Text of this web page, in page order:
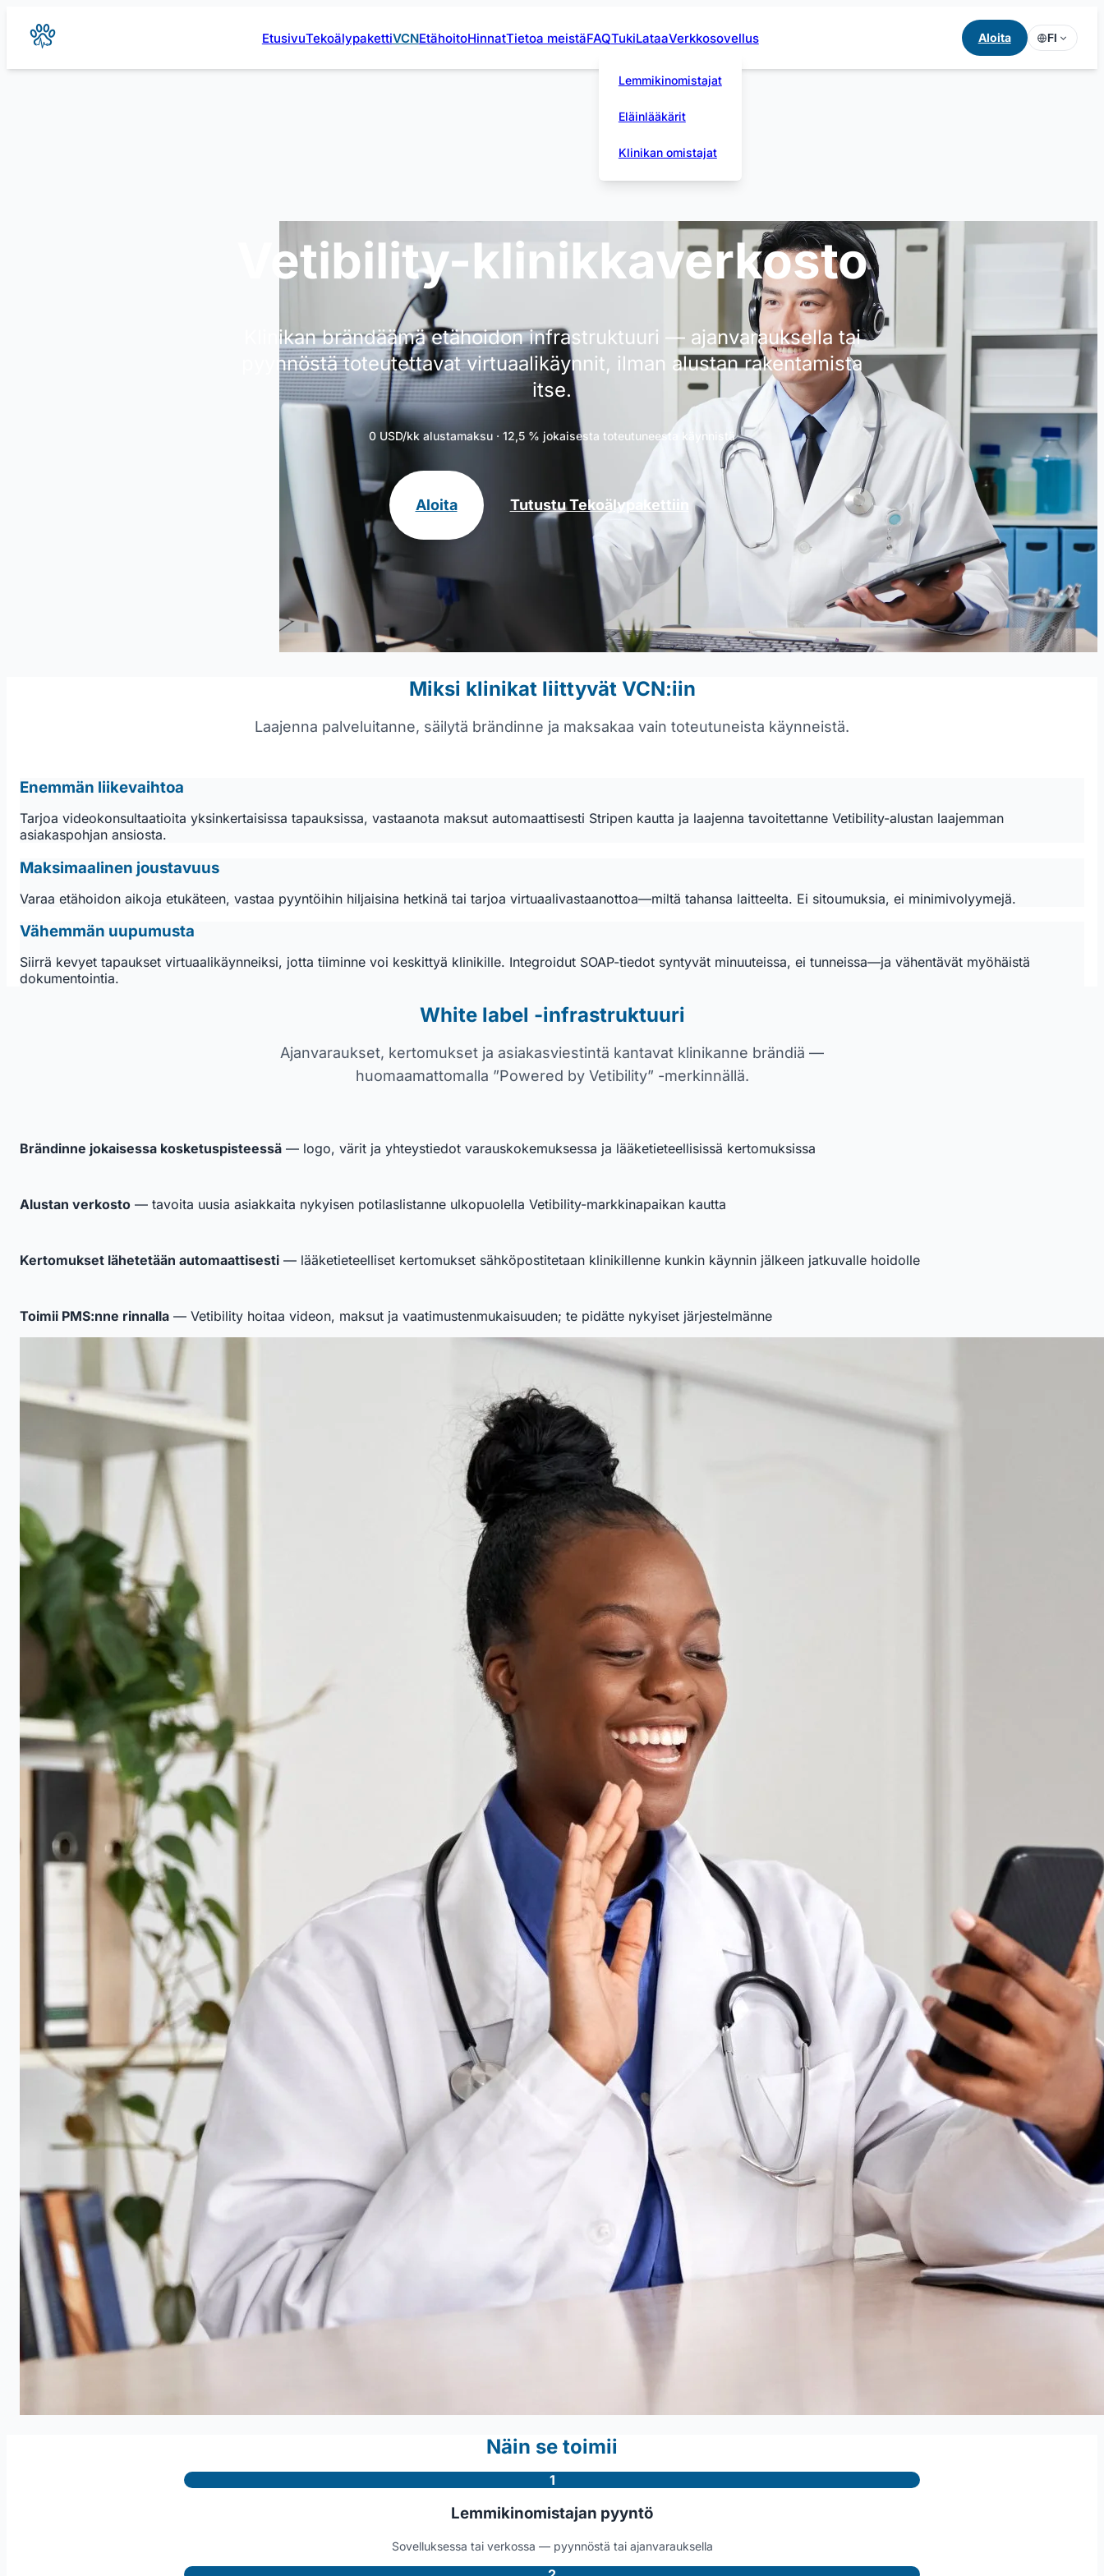
EtusivuTekoälypakettiVCNEtähoitoHinnatTietoa meistäFAQ
Lemmikinomistajat
Eläinlääkärit
Klinikan omistajat
TukiLataaVerkkosovellus Aloita FI
Vetibility-klinikkaverkosto
Klinikan brändäämä etähoidon infrastruktuuri — ajanvarauksella tai
pyynnöstä toteutettavat virtuaalikäynnit, ilman alustan rakentamista
itse.
0 USD/kk alustamaksu · 12,5 % jokaisesta toteutuneesta käynnistä
Aloita Tutustu Tekoälypakettiin
Miksi klinikat liittyvät VCN:iin
Laajenna palveluitanne, säilytä brändinne ja maksakaa vain toteutuneista käynneistä.
Enemmän liikevaihtoa
Tarjoa videokonsultaatioita yksinkertaisissa tapauksissa, vastaanota maksut automaattisesti Stripen kautta ja laajenna tavoitettanne Vetibility-alustan laajemman
asiakaspohjan ansiosta.
Maksimaalinen joustavuus
Varaa etähoidon aikoja etukäteen, vastaa pyyntöihin hiljaisina hetkinä tai tarjoa virtuaalivastaanottoa—miltä tahansa laitteelta. Ei sitoumuksia, ei minimivolyymejä.
Vähemmän uupumusta
Siirrä kevyet tapaukset virtuaalikäynneiksi, jotta tiiminne voi keskittyä klinikille. Integroidut SOAP-tiedot syntyvät minuuteissa, ei tunneissa—ja vähentävät myöhäistä
dokumentointia.
White label -infrastruktuuri
Ajanvaraukset, kertomukset ja asiakasviestintä kantavat klinikanne brändiä —
huomaamattomalla ”Powered by Vetibility” -merkinnällä.
Brändinne jokaisessa kosketuspisteessä — logo, värit ja yhteystiedot varauskokemuksessa ja lääketieteellisissä kertomuksissa
Alustan verkosto — tavoita uusia asiakkaita nykyisen potilaslistanne ulkopuolella Vetibility-markkinapaikan kautta
Kertomukset lähetetään automaattisesti — lääketieteelliset kertomukset sähköpostitetaan klinikillenne kunkin käynnin jälkeen jatkuvalle hoidolle
Toimii PMS:nne rinnalla — Vetibility hoitaa videon, maksut ja vaatimustenmukaisuuden; te pidätte nykyiset järjestelmänne
Näin se toimii
1
Lemmikinomistajan pyyntö
Sovelluksessa tai verkossa — pyynnöstä tai ajanvarauksella